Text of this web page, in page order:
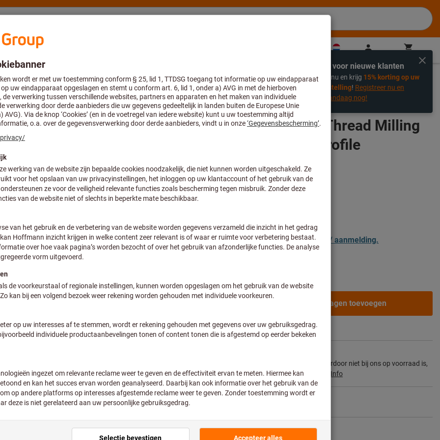
Advies en support
% Exclusief voor nieuwe klanten
Registreer nu en krijg 15% korting op uw
eerste bestelling! Registreer nu en
bespaar vandaag nog!
Meerrijige draadfrees Wisselplaten voor meerrijige draadfrees
MT LNHU 1403 I1.50ISO IC908 Thread Milling
Inserts for Internal ISO Metric Profile
Artikelnummer: 5669321
Excl. BTWExcl. verzendkosten
Klantspecifieke prijzen voor zakelijke klanten na registratie / aanmelding.
Stappen van de bestelling: 2 stuks
Aantal
Aan de winkelwagen toevoegen
Leverbaar in 1-3 werkdagen
Doordat het niet tot ons hoofdassortiment behoort en daardoor niet bij ons op voorraad is,
bestellen wij dit artikel voor u rechtstreeks bij de fabrikant. Info
Toevoegen aan wenslijst